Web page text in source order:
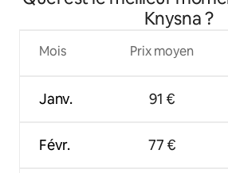
Knysna ?
Mois
Janv.
Févr.
Prix moyen
91 €
77 €